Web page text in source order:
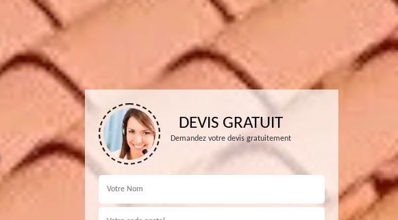
DEVIS GRATUIT
Demandez votre devis gratuitement